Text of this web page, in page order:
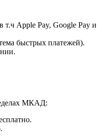
т.ч Apple Pay, Google Pay и
быстрых платежей).
МКАД: